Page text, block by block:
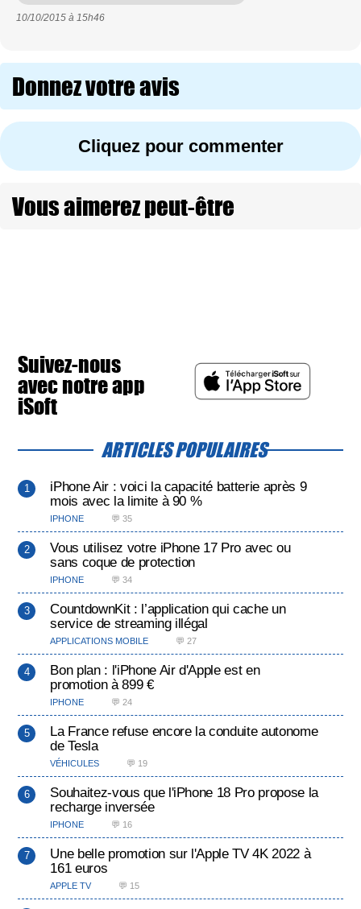
10/10/2015 à 15h46
Donnez votre avis
Cliquez pour commenter
Vous aimerez peut-être
Suivez-nous
avec notre app
iSoft
ARTICLES POPULAIRES
iPhone Air : voici la capacité batterie après 9
mois avec la limite à 90 %
IPHONE 💬 35
Vous utilisez votre iPhone 17 Pro avec ou
sans coque de protection
IPHONE 💬 34
CountdownKit : l’application qui cache un
service de streaming illégal
APPLICATIONS MOBILE 💬 27
Bon plan : l'iPhone Air d'Apple est en
promotion à 899 €
IPHONE 💬 24
La France refuse encore la conduite autonome
de Tesla
VÉHICULES 💬 19
Souhaitez-vous que l'iPhone 18 Pro propose la
recharge inversée
IPHONE 💬 16
Une belle promotion sur l'Apple TV 4K 2022 à
161 euros
APPLE TV 💬 15